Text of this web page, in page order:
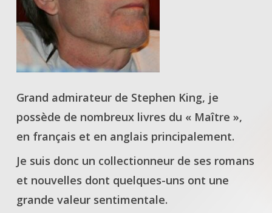
Grand admirateur de Stephen King, je
possède de nombreux livres du « Maître »,
en français et en anglais principalement.
Je suis donc un collectionneur de ses romans
et nouvelles dont quelques-uns ont une
grande valeur sentimentale.